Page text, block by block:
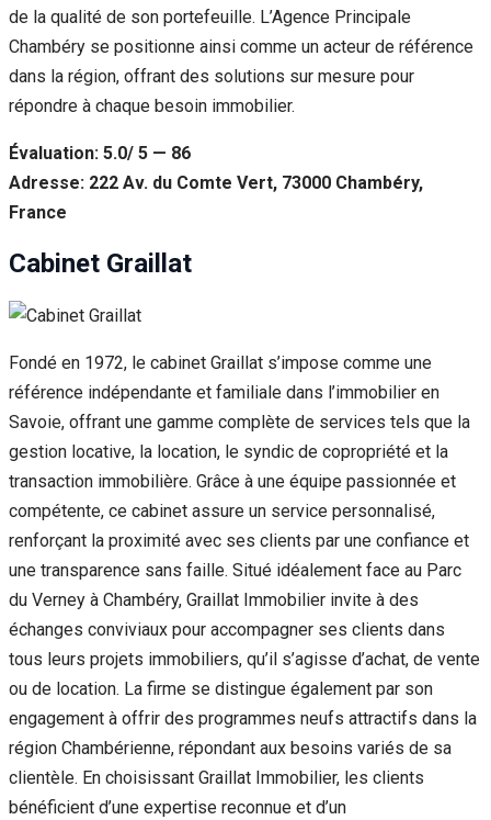
de la qualité de son portefeuille. L’Agence Principale
Chambéry se positionne ainsi comme un acteur de référence
dans la région, offrant des solutions sur mesure pour
répondre à chaque besoin immobilier.
Évaluation: 5.0/ 5 — 86
Adresse: 222 Av. du Comte Vert, 73000 Chambéry,
France
Cabinet Graillat
Fondé en 1972, le cabinet Graillat s’impose comme une
référence indépendante et familiale dans l’immobilier en
Savoie, offrant une gamme complète de services tels que la
gestion locative, la location, le syndic de copropriété et la
transaction immobilière. Grâce à une équipe passionnée et
compétente, ce cabinet assure un service personnalisé,
renforçant la proximité avec ses clients par une confiance et
une transparence sans faille. Situé idéalement face au Parc
du Verney à Chambéry, Graillat Immobilier invite à des
échanges conviviaux pour accompagner ses clients dans
tous leurs projets immobiliers, qu’il s’agisse d’achat, de vente
ou de location. La firme se distingue également par son
engagement à offrir des programmes neufs attractifs dans la
région Chambérienne, répondant aux besoins variés de sa
clientèle. En choisissant Graillat Immobilier, les clients
bénéficient d’une expertise reconnue et d’un